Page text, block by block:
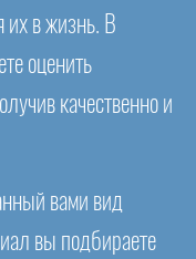
их в жизнь. В
оценить
качественно и
вами вид
вы подбираете